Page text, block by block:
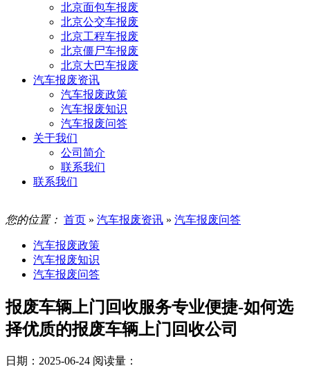
北京面包车报废
北京公交车报废
北京工程车报废
北京僵尸车报废
北京大巴车报废
汽车报废资讯
汽车报废政策
汽车报废知识
汽车报废问答
关于我们
公司简介
联系我们
联系我们
您的位置： 首页 » 汽车报废资讯 » 汽车报废问答
汽车报废政策
汽车报废知识
汽车报废问答
报废车辆上门回收服务专业便捷-如何选
择优质的报废车辆上门回收公司
日期：2025-06-24 阅读量：